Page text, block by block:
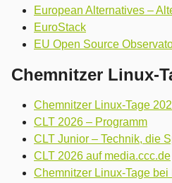
European Alternatives –
EuroStack
EU Open Source
Chemnitzer Linux-
Chemnitzer Linux-Tage
CLT 2026 – Programm
CLT Junior – Technik, die
CLT 2026 auf media.ccc.de
Chemnitzer Linux-Tage bei